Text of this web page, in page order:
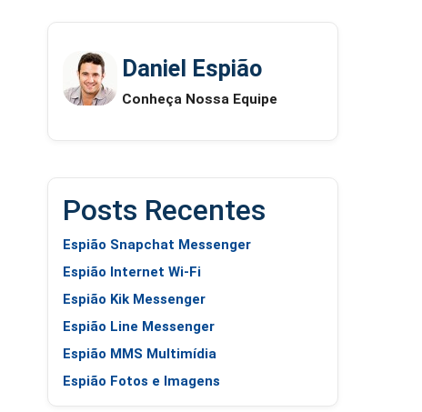
Daniel Espião
Conheça Nossa Equipe
Posts Recentes
Espião Snapchat Messenger
Espião Internet Wi-Fi
Espião Kik Messenger
Espião Line Messenger
Espião MMS Multimídia
Espião Fotos e Imagens